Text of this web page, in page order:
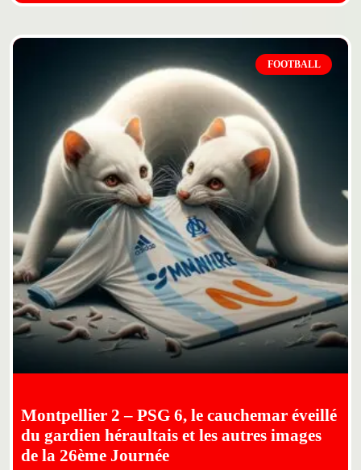
FOOTBALL
Montpellier 2 – PSG 6, le cauchemar éveillé
du gardien héraultais et les autres images
de la 26ème Journée